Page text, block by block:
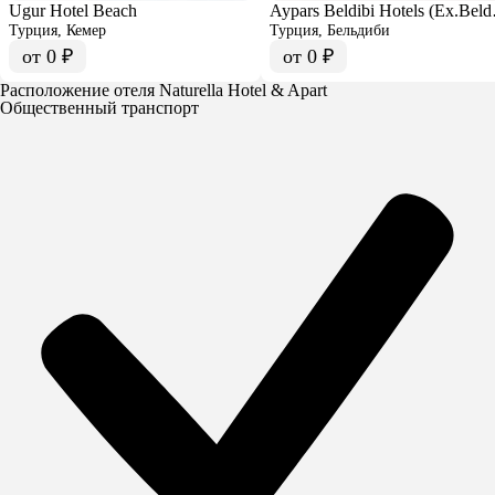
Ugur Hotel Beach
Турция, Кемер
от 0 ₽
Турция, Бельдиби
от 0 ₽
Расположение отеля Naturella Hotel & Apart
Общественный транспорт